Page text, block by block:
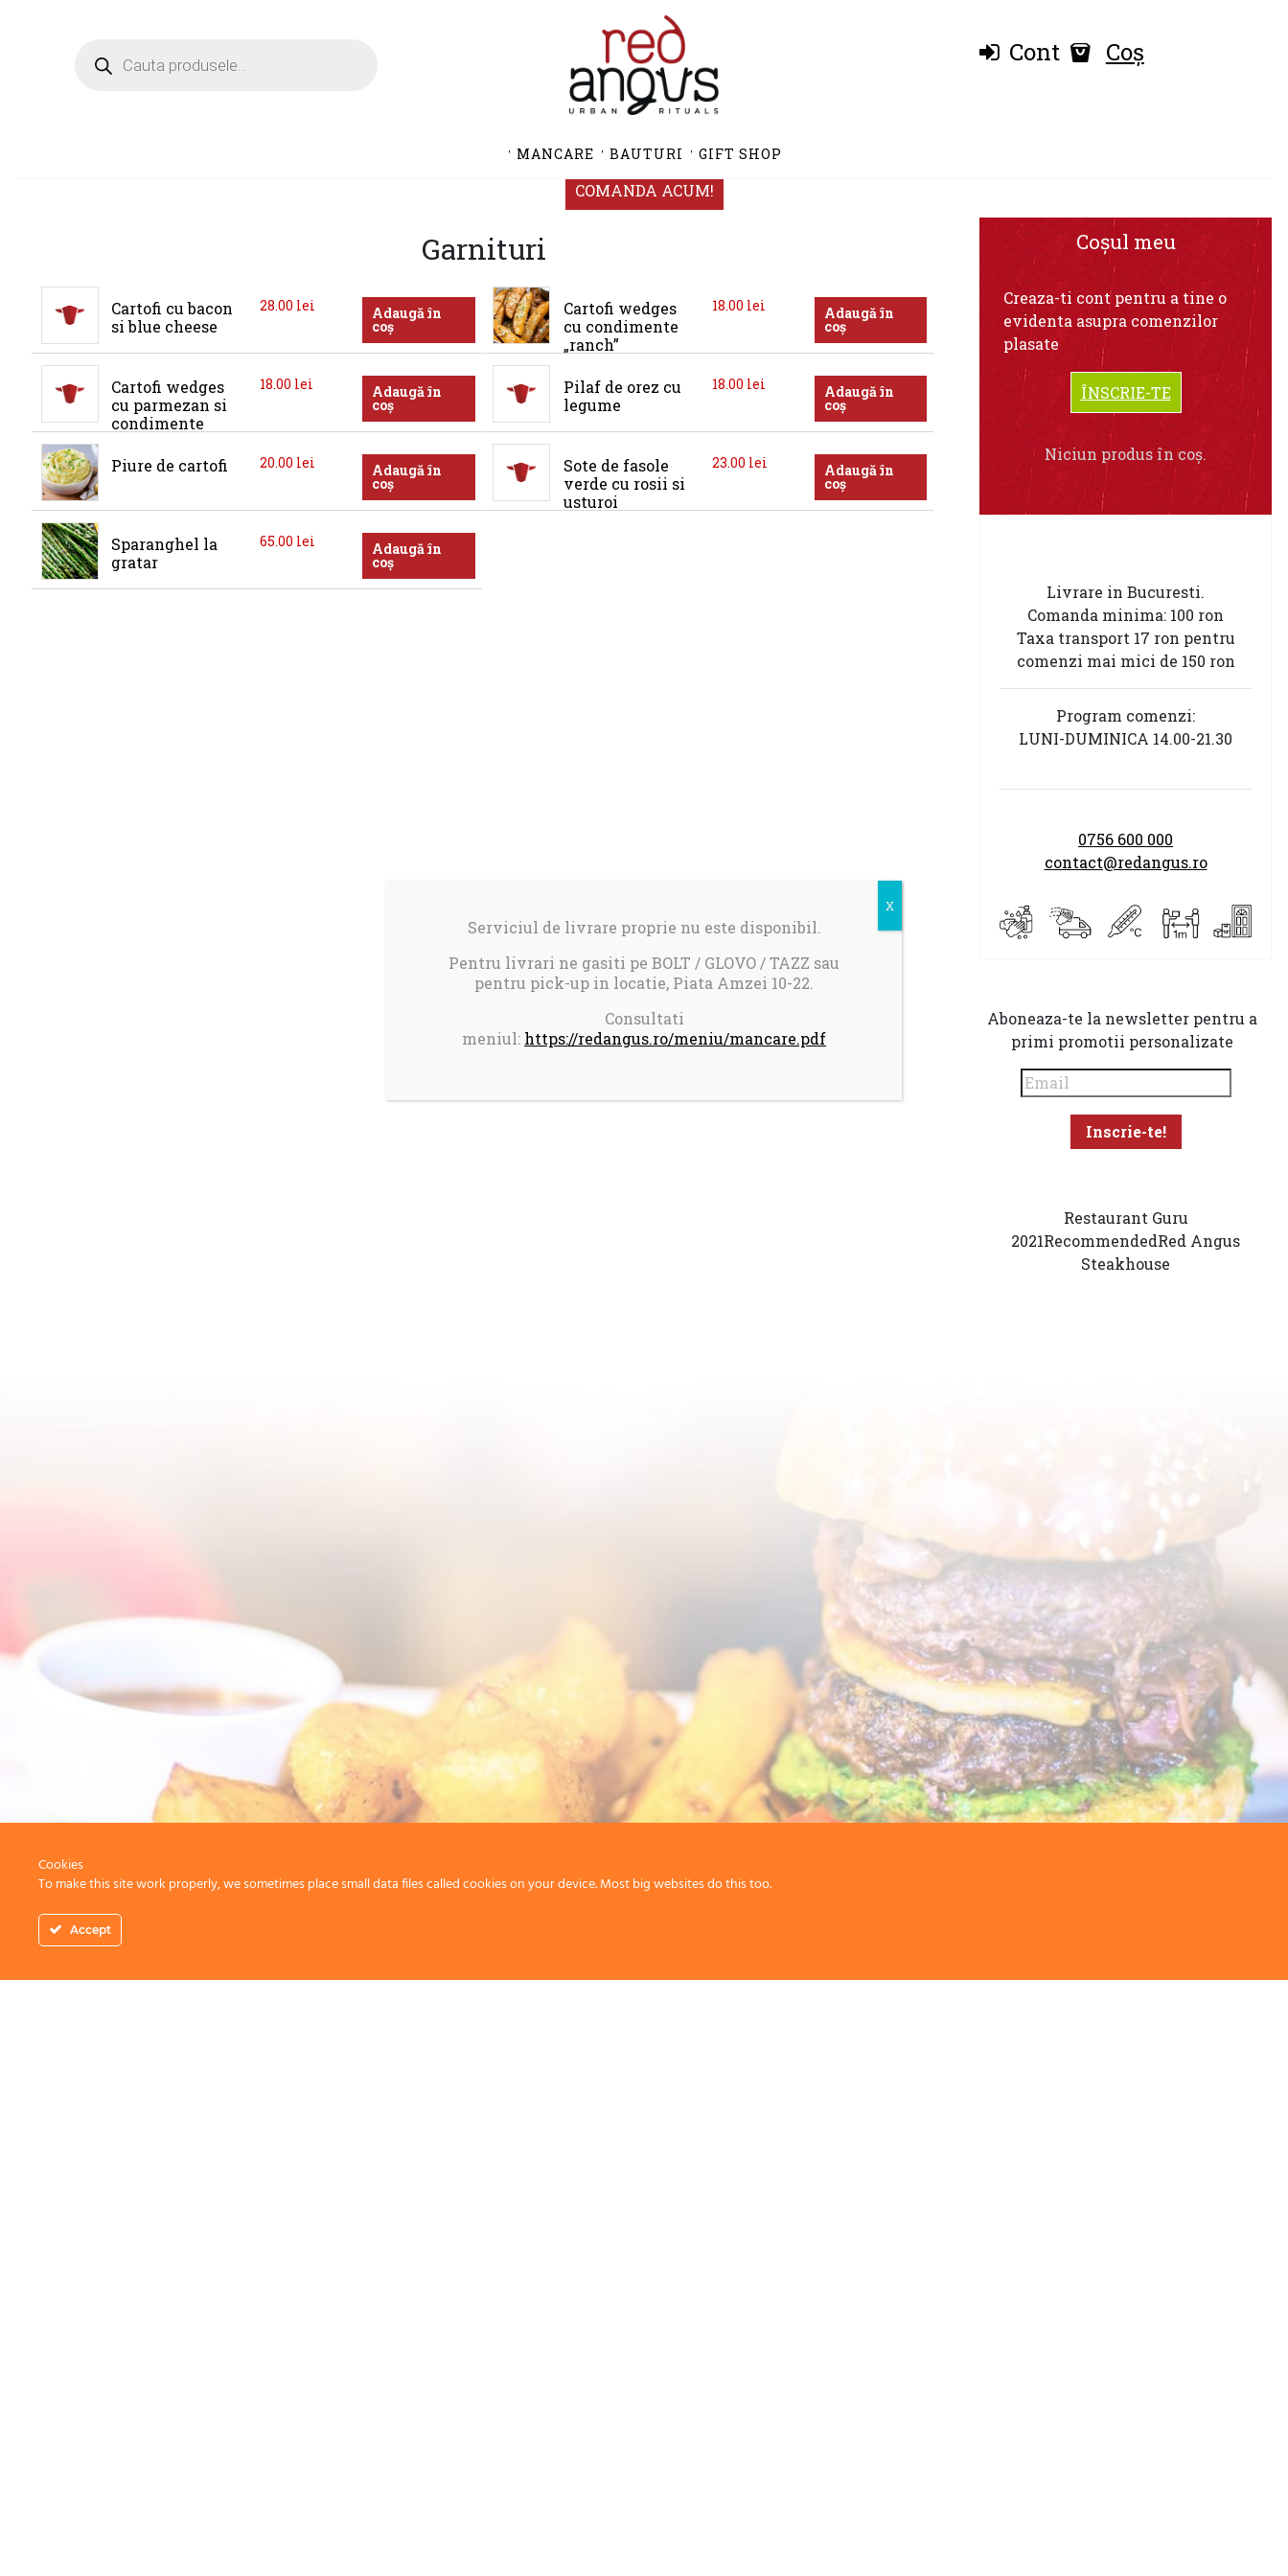
search Cont Coș
MANCARE BAUTURI GIFT SHOP
COMANDA ACUM!
Garnituri
Cartofi cu bacon
si blue cheese
28.00 lei Adaugă în
coș
Cartofi wedges
cu condimente
„ranch”
18.00 lei Adaugă în
coș
Cartofi wedges
cu parmezan si
condimente
18.00 lei Adaugă în
coș
Pilaf de orez cu
legume
18.00 lei Adaugă în
coș
Piure de cartofi 20.00 lei Adaugă în
coș
Sote de fasole
verde cu rosii si
usturoi
23.00 lei Adaugă în
coș
Sparanghel la
gratar
65.00 lei Adaugă în
coș
Coșul meu
Creaza-ti cont pentru a tine o
evidenta asupra comenzilor
plasate
ÎNSCRIE-TE
Niciun produs în coș.
Livrare in Bucuresti.
Comanda minima: 100 ron
Taxa transport 17 ron pentru
comenzi mai mici de 150 ron
Program comenzi:
LUNI-DUMINICA 14.00-21.30
0756 600 000
contact@redangus.ro
Aboneaza-te la newsletter pentru a
primi promotii personalizate
Restaurant Guru
2021RecommendedRed Angus
Steakhouse
Serviciul de livrare proprie nu este disponibil.
Pentru livrari ne gasiti pe BOLT / GLOVO / TAZZ sau
pentru pick-up in locatie, Piata Amzei 10-22.
Consultati
meniul: https://redangus.ro/meniu/mancare.pdf
Cookies
To make this site work properly, we sometimes place small data files called cookies on your device. Most big websites do this too.
Accept